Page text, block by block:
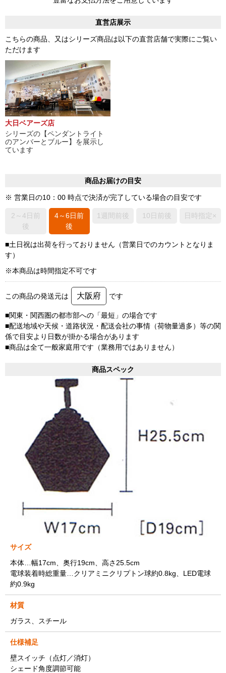
直営店展示
こちらの商品、又はシリーズ商品は以下の直営店舗で実際にご覧い
ただけます
大日ベアーズ店
シリーズの【ペンダントライト
のアンバーとブルー】を展示し
ています
商品お届けの目安
※ 営業日の10：00 時点で決済が完了している場合の目安です
2～4日前
後
4～6日前
後
1週間前後 10日前後 日時指定×
■土日祝は出荷を行っておりません（営業日でのカウントとなりま
す）
※本商品は時間指定不可です
この商品の発送元は 大阪府 です
■関東・関西圏の都市部への「最短」の場合です
■配送地域や天候・道路状況・配送会社の事情（荷物量過多）等の関
係で目安より日数が掛かる場合があります
■商品は全て一般家庭用です（業務用ではありません）
商品スペック
サイズ
本体…幅17cm、奥行19cm、高さ25.5cm
電球装着時総重量…クリアミニクリプトン球約0.8kg、LED電球
約0.9kg
材質
ガラス、スチール
仕様補足
壁スイッチ（点灯／消灯）
シェード角度調節可能